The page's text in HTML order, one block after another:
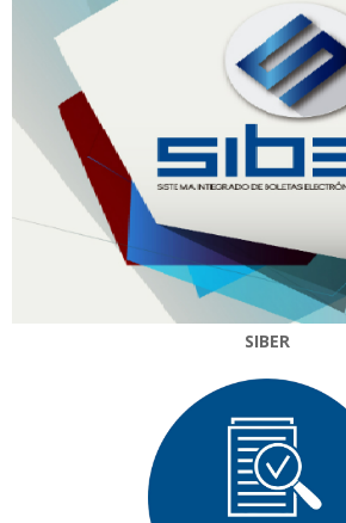
SIBER